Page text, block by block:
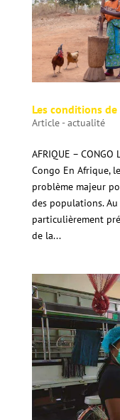
Les conditions
Article - actualité
AFRIQUE –
Congo En Afrique,
problème majeur
des populations.
particulièrement
de la...